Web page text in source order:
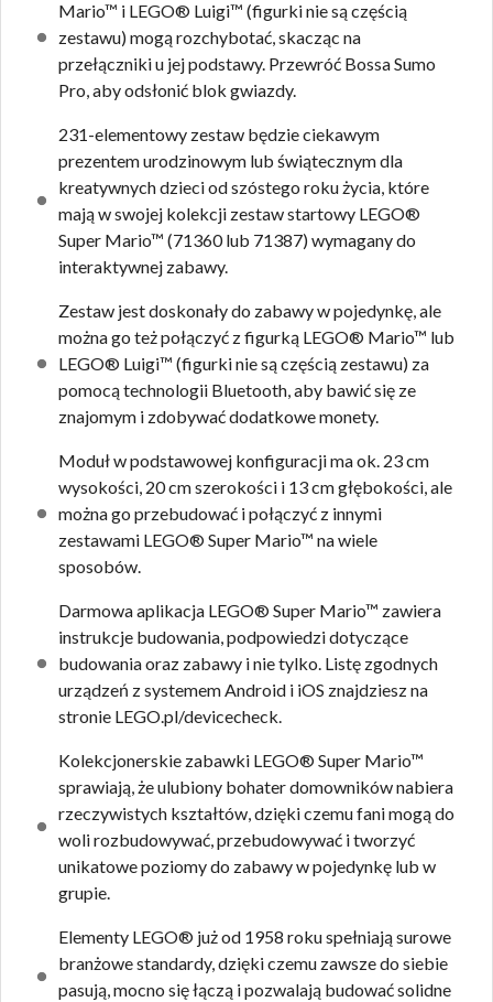
Mario™ i LEGO® Luigi™ (figurki nie są częścią
zestawu) mogą rozchybotać, skacząc na
przełączniki u jej podstawy. Przewróć Bossa Sumo
Pro, aby odsłonić blok gwiazdy.
231-elementowy zestaw będzie ciekawym
prezentem urodzinowym lub świątecznym dla
kreatywnych dzieci od szóstego roku życia, które
mają w swojej kolekcji zestaw startowy LEGO®
Super Mario™ (71360 lub 71387) wymagany do
interaktywnej zabawy.
Zestaw jest doskonały do zabawy w pojedynkę, ale
można go też połączyć z figurką LEGO® Mario™ lub
LEGO® Luigi™ (figurki nie są częścią zestawu) za
pomocą technologii Bluetooth, aby bawić się ze
znajomym i zdobywać dodatkowe monety.
Moduł w podstawowej konfiguracji ma ok. 23 cm
wysokości, 20 cm szerokości i 13 cm głębokości, ale
można go przebudować i połączyć z innymi
zestawami LEGO® Super Mario™ na wiele
sposobów.
Darmowa aplikacja LEGO® Super Mario™ zawiera
instrukcje budowania, podpowiedzi dotyczące
budowania oraz zabawy i nie tylko. Listę zgodnych
urządzeń z systemem Android i iOS znajdziesz na
stronie LEGO.pl/devicecheck.
Kolekcjonerskie zabawki LEGO® Super Mario™
sprawiają, że ulubiony bohater domowników nabiera
rzeczywistych kształtów, dzięki czemu fani mogą do
woli rozbudowywać, przebudowywać i tworzyć
unikatowe poziomy do zabawy w pojedynkę lub w
grupie.
Elementy LEGO® już od 1958 roku spełniają surowe
branżowe standardy, dzięki czemu zawsze do siebie
pasują, mocno się łączą i pozwalają budować solidne